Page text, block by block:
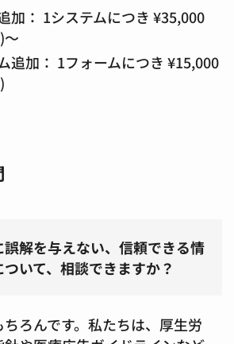
加： 1システムにつき ¥35,000
～
追加： 1フォームにつき ¥15,000
誤解を与えない、信頼できる情
いて、相談できますか？
ちろんです。私たちは、厚生労